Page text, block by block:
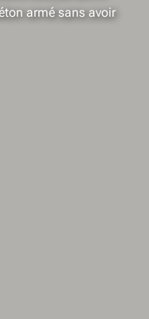
armé sans avoir